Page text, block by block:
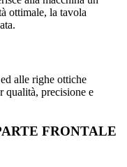
ottimale, la tavola
alle righe ottiche
qualità, precisione e
FRONTALE